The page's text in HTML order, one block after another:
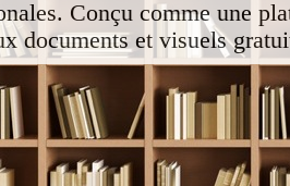
Conçu comme une
documents et visuels